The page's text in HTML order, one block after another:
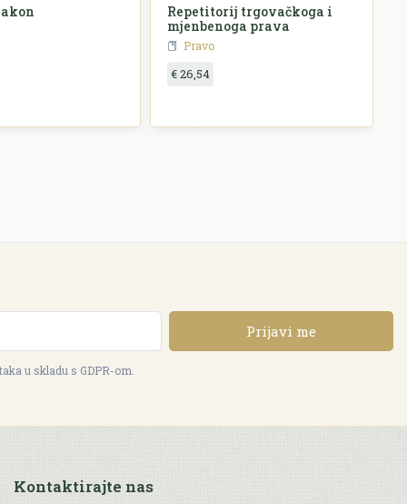
Repetitorij trgovačkoga i
mjenbenoga prava
Pravo
€ 26,54
Prijavi me
u skladu s GDPR-om.
Kontaktirajte nas